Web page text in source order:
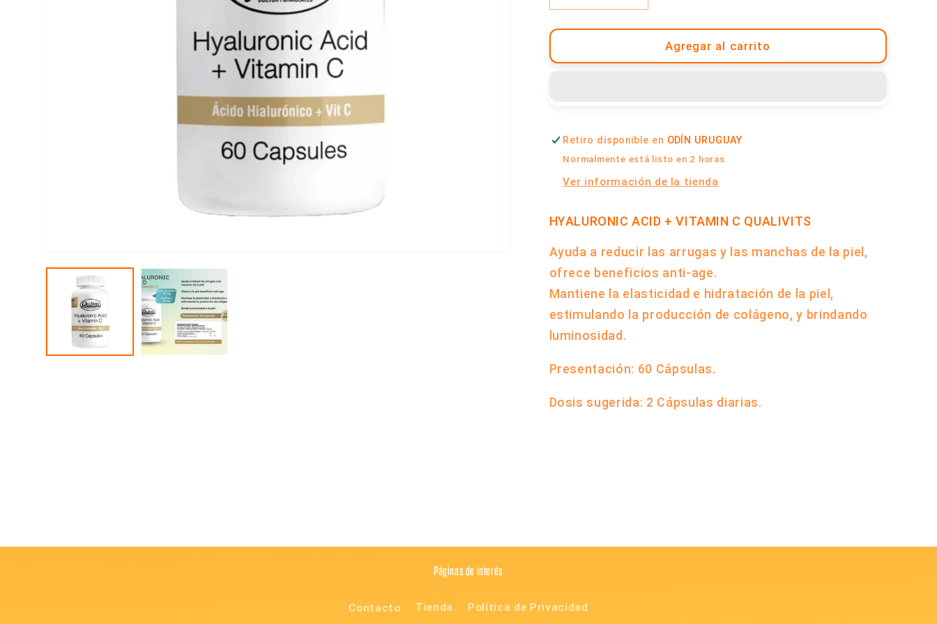
cantidad
para
Hialurónico
60
Cápsulas
|
Qualivits
cantidad
para
Hialurónico
60
Cápsulas
Qualivits
Agregar al carrito
Retiro disponible en ODÍN URUGUAY
Normalmente está listo en 2 horas
Ver información de la tienda
HYALURONIC ACID + VITAMIN C QUALIVITS
Ayuda a reducir las arrugas y las manchas de la piel,
ofrece beneficios anti-age.
Mantiene la elasticidad e hidratación de la piel,
estimulando la producción de colágeno, y brindando
luminosidad.
Presentación: 60 Cápsulas.
Dosis sugerida: 2 Cápsulas diarias.
Páginas de interés
Contacto Tienda Política de Privacidad